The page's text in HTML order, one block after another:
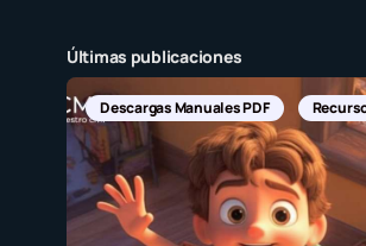
Últimas publicaciones
Descargas Manuales PDF